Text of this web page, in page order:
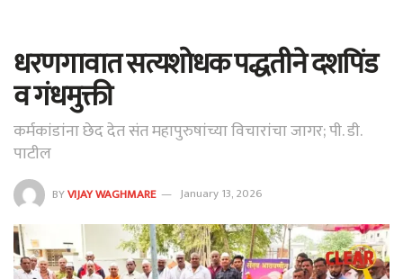
धरणगावात सत्यशोधक पद्धतीने दशपिंड
व गंधमुक्ती
कर्मकांडांना छेद देत संत महापुरुषांच्या विचारांचा जागर; पी. डी.
पाटील
BYVIJAY WAGHMARE January 13, 2026